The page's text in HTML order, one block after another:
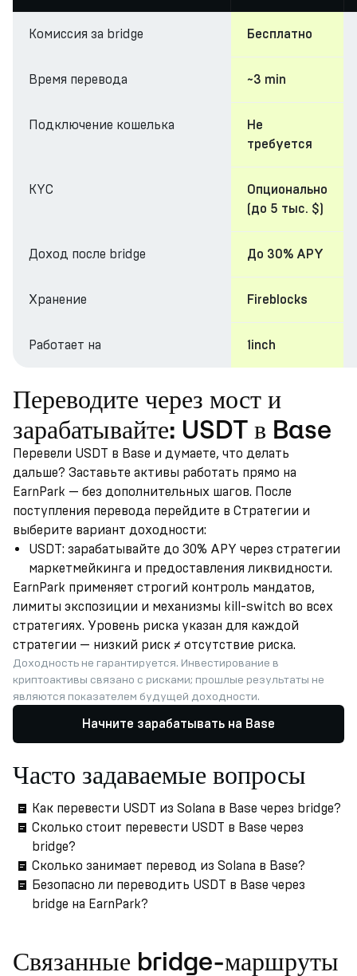
Комиссия за bridge Бесплатно
Время перевода ~3 min
Подключение кошелька
Не
требуется
KYC
Опционально
(до 5 тыс. $)
Доход после bridge До 30% APY
Хранение Fireblocks
Работает на 1inch
Переводите через мост и
зарабатывайте: USDT в Base
Перевели USDT в Base и думаете, что делать
дальше? Заставьте активы работать прямо на
EarnPark — без дополнительных шагов. После
поступления перевода перейдите в Стратегии и
выберите вариант доходности:
USDT: зарабатывайте до 30% APY через стратегии
маркетмейкинга и предоставления ликвидности.
EarnPark применяет строгий контроль мандатов,
лимиты экспозиции и механизмы kill-switch во всех
стратегиях. Уровень риска указан для каждой
стратегии — низкий риск ≠ отсутствие риска.
Доходность не гарантируется. Инвестирование в
криптоактивы связано с рисками; прошлые результаты не
являются показателем будущей доходности.
Начните зарабатывать на Base
Часто задаваемые вопросы
Как перевести USDT из Solana в Base через bridge?
Сколько стоит перевести USDT в Base через
bridge?
Сколько занимает перевод из Solana в Base?
Безопасно ли переводить USDT в Base через
bridge на EarnPark?
Связанные bridge-маршруты